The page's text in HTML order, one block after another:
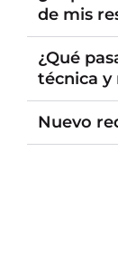
de mis
¿Qué
técnica y
Nuevo